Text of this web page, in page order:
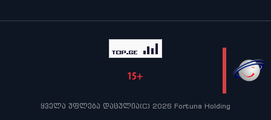
LIVE
ყველა უფლება დაცულია(C) 2026 Fortuna Holding